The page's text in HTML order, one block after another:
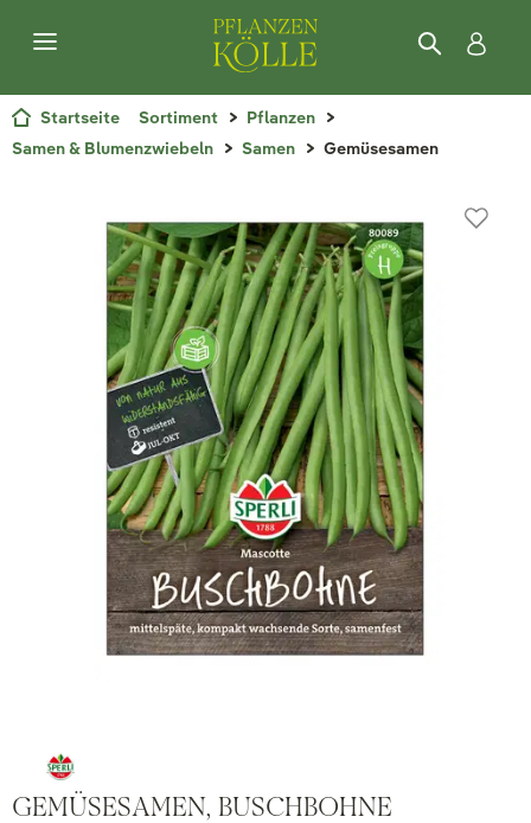
Startseite Sortiment
Pflanzen
Samen & Blumenzwiebeln
Samen Gemüsesamen
GEMÜSESAMEN, BUSCHBOHNE